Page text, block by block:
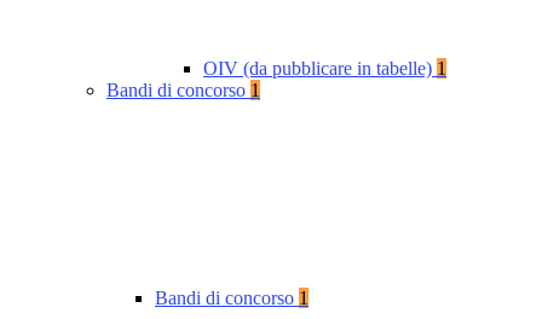
OIV (da pubblicare in tabelle) 1
Bandi di concorso 1
Bandi di concorso 1